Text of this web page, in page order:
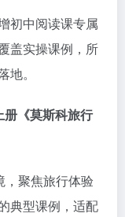
初中阅读课专属
盖实操课例，所
。
册《莫斯科旅行
，聚焦旅行体验
典型课例，适配